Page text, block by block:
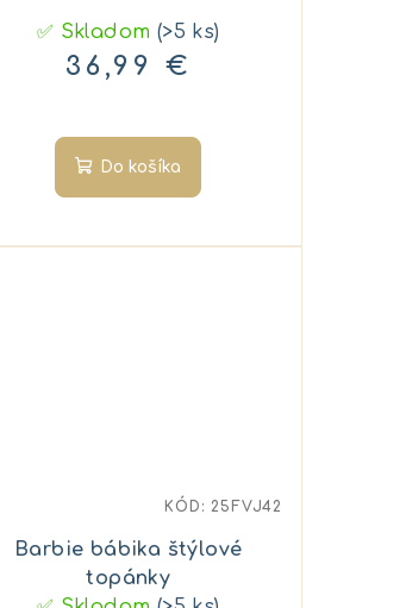
✅ Skladom (>5 ks)
36,99 €
Do košíka
Barbie bábika štýlové
topánky
KÓD: 25FVJ42